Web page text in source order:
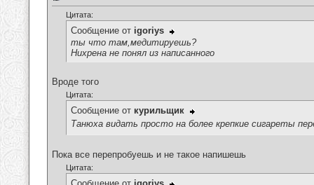
Цитата:
Сообщение от igoriys
ты что там,медитируешь?
Нихрена не понял из написанного
Вроде того
Цитата:
Сообщение от курильщик
Танюха видать просто на более крепкие сигареты
Пока все перепробуешь и не такое напишешь
Цитата: